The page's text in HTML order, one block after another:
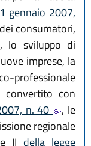
gennaio 2007,
consumatori,
lo sviluppo di
imprese, la
professionale
con
n. 40
, le
regionale
II della legge